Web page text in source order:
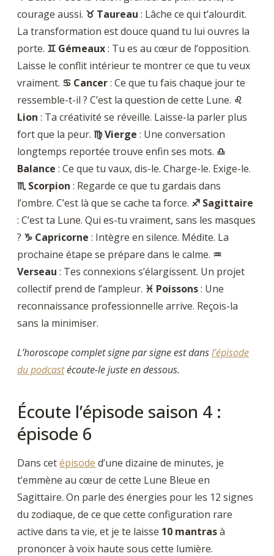
courage aussi. ♉ Taureau : Lâche ce qui t’alourdit.
La transformation est douce quand tu lui ouvres la
porte. ♊ Gémeaux: Tu es au cœur de l’opposition.
Laisse le conflit intérieur te montrer ce que tu veux
vraiment. ♋ Cancer: Ce que tu fais chaque jour te
ressemble-t-il ? C’est la question de cette Lune. ♌
Lion : Ta créativité se réveille. Laisse-la parler plus
fort que la peur. ♍ Vierge : Une conversation
longtemps reportée trouve enfin ses mots. ♎
Balance : Ce que tu vaux, dis-le. Charge-le. Exige-le.
♏ Scorpion : Regarde ce que tu gardais dans
l’ombre. C’est là que se cache ta force. ♐ Sagittaire
: C’est ta Lune. Qui es-tu vraiment, sans les masques
? ♑ Capricorne : Intègre en silence. Médite. La
prochaine étape se prépare dans le calme. ♒
Verseau : Tes connexions s’élargissent. Un projet
collectif prend de l’ampleur. ♓ Poissons: Une
reconnaissance professionnelle arrive. Reçois-la
sans la minimiser.
L’horoscope complet signe par signe est dansl’épisode
du podcastécoute-le juste en dessous.
Écoute l’épisode saison 4 :
épisode 6
Dans cetépisode d’une dizaine de minutes, je
t’emmène au cœur de cette Lune Bleue en
Sagittaire. On parle des énergies pour les 12 signes
du zodiaque, de ce que cette configuration rare
active dans ta vie, et je te laisse 10 mantrasà
prononcer à voix haute sous cette lumière.